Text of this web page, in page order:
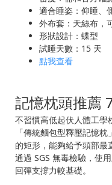
適合睡姿：仰睡、
外布套：天絲布，
形狀設計：蝶型
試睡天數：15 天
點我查看
記憶枕頭推薦
不習慣高低起伏人體工學
「傳統麵包型釋壓記憶
的矩形，能夠給予頭部最
通過 SGS 無毒檢驗，使
回彈支撐力較基礎。